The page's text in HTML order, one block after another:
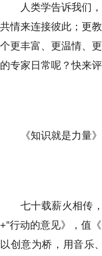
人类学告诉我们
共情来连接彼此；更
个更丰富、更温情、
的专家日常呢？快来
《知识就是力量
七十载薪火相传
+”行动的意见》，值
以创意为桥，用音乐